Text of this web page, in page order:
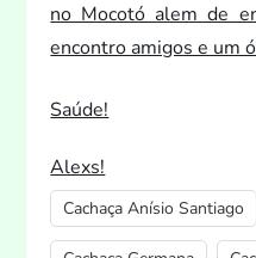
no Mocotó alem de
encontro amigos e um
Saúde!
Alexs!
Cachaça Anísio Santiago